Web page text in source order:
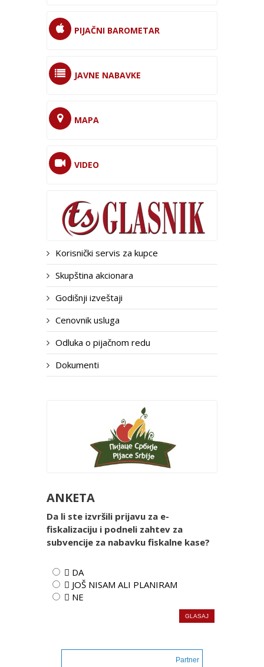
PIJAČNI BAROMETAR
JAVNE NABAVKE
MAPA
VIDEO
Korisnički servis za kupce
Skupština akcionara
Godišnji izveštaji
Cenovnik usluga
Odluka o pijačnom redu
Dokumenti
ANKETA
Da li ste izvršili prijavu za e-
fiskalizaciju i podneli zahtev za
subvencije za nabavku fiskalne kase?
 DA
 JOŠ NISAM ALI PLANIRAM
 NE
Partner